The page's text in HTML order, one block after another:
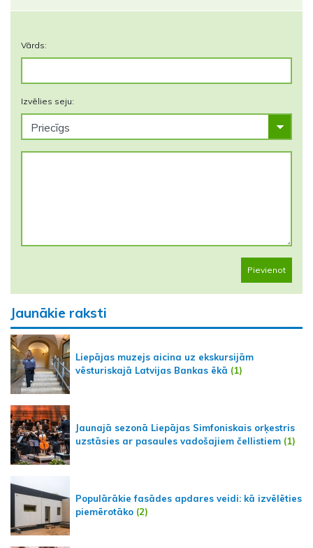
Vārds:
Izvēlies seju:
Pievienot
Jaunākie raksti
Liepājas muzejs aicina uz ekskursijām
vēsturiskajā Latvijas Bankas ēkā (1)
Jaunajā sezonā Liepājas Simfoniskais orķestris
uzstāsies ar pasaules vadošajiem čellistiem (1)
Populārākie fasādes apdares veidi: kā izvēlēties
piemērotāko (2)